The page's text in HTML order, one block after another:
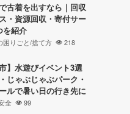
古着を出すなら｜回収
・資源回収・寄付サー
を紹介
困りごと/捨て方 218
市】水遊びイベント3選
じゃぶじゃぶパーク・
ルで暑い日の行き先に
全 99